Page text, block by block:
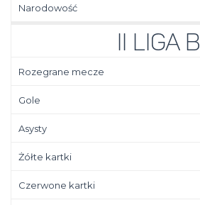
Narodowość
II Liga B
Rozegrane mecze
Gole
Asysty
Żółte kartki
Czerwone kartki